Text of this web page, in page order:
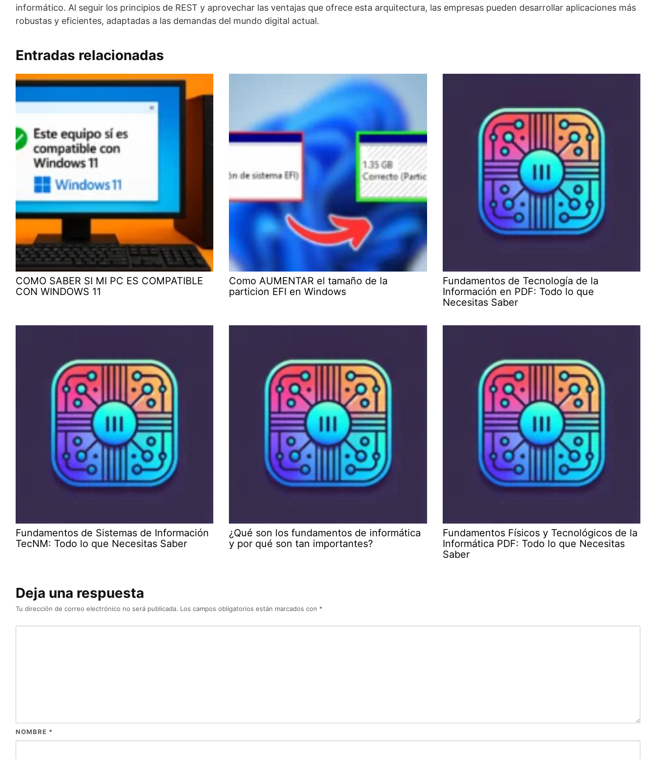
informático. Al seguir los principios de REST y aprovechar las ventajas que ofrece esta arquitectura, las empresas pueden desarrollar aplicaciones más
robustas y eficientes, adaptadas a las demandas del mundo digital actual.
Entradas relacionadas
COMO SABER SI MI PC ES COMPATIBLE
CON WINDOWS 11
Como AUMENTAR el tamaño de la
particion EFI en Windows
Fundamentos de Tecnología de la
Información en PDF: Todo lo que
Necesitas Saber
Fundamentos de Sistemas de Información
TecNM: Todo lo que Necesitas Saber
¿Qué son los fundamentos de informática
y por qué son tan importantes?
Fundamentos Físicos y Tecnológicos de la
Informática PDF: Todo lo que Necesitas
Saber
Deja una respuesta
Tu dirección de correo electrónico no será publicada. Los campos obligatorios están marcados con *
NOMBRE *